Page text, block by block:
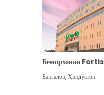
Беморхонаи Fortis
Бангалор,Ҳиндустон